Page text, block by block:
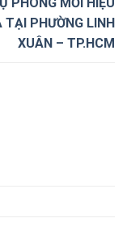
TẠI PHƯỜNG LINH
XUÂN – TP.HCM